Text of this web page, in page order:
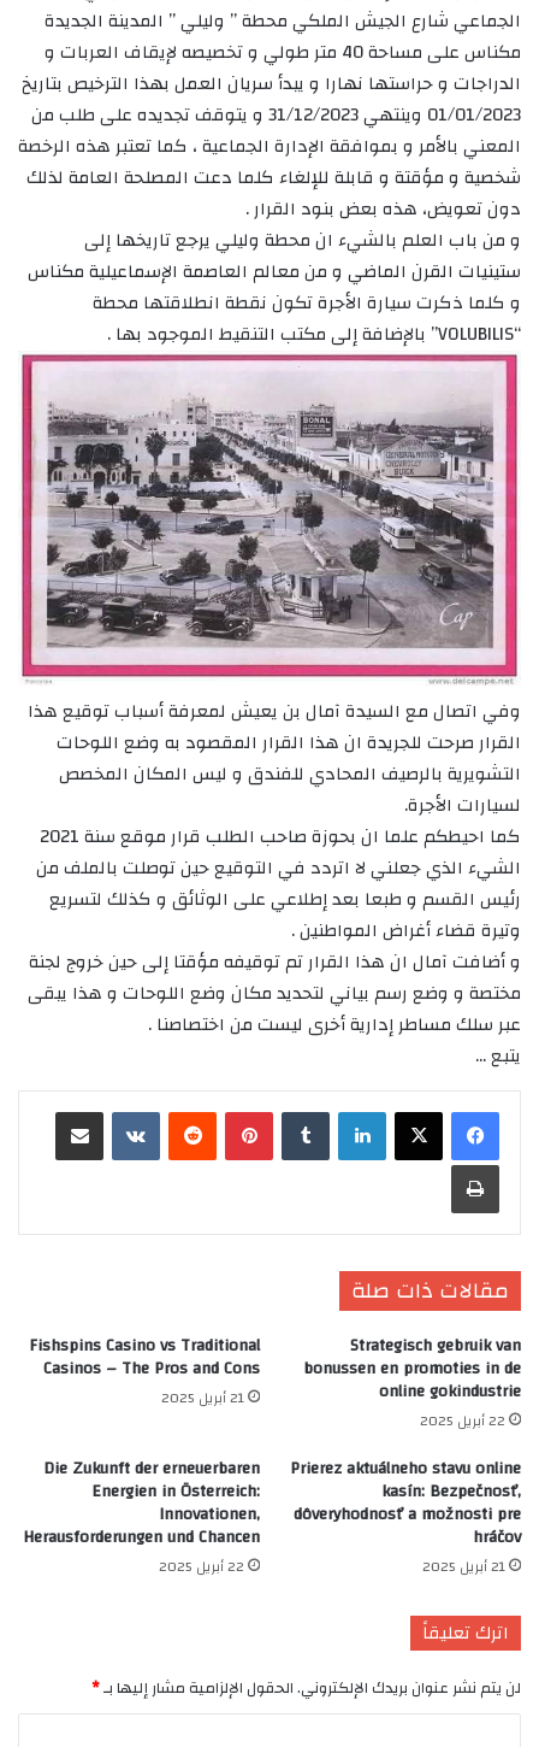
الجماعي شارع الجيش الملكي محطة ” وليلي ” المدينة الجديدة
مكناس على مساحة 40 متر طولي و تخصيصه لإيقاف العربات و
الدراجات و حراستها نهارا و يبدأ سريان العمل بهذا الترخيص بتاريخ
01/01/2023 وينتهي 31/12/2023 و يتوقف تجديده على طلب من
المعني بالأمر و بموافقة الإدارة الجماعية ، كما تعتبر هذه الرخصة
شخصية و مؤقتة و قابلة للإلغاء كلما دعت المصلحة العامة لذلك
دون تعويض، هذه بعض بنود القرار .
و من باب العلم بالشيء ان محطة وليلي يرجع تاريخها إلى
ستينيات القرن الماضي و من معالم العاصمة الإسماعيلية مكناس
و كلما ذكرت سيارة الأجرة تكون نقطة انطلاقتها محطة
“VOLUBILIS” بالإضافة إلى مكتب التنقيط الموجود بها .
وفي اتصال مع السيدة آمال بن يعيش لمعرفة أسباب توقيع هذا
القرار صرحت للجريدة ان هذا القرار المقصود به وضع اللوحات
التشويرية بالرصيف المحادي للفندق و ليس المكان المخصص
لسيارات الأجرة.
كما احيطكم علما ان بحوزة صاحب الطلب قرار موقع سنة 2021
الشيء الذي جعلني لا اتردد في التوقيع حين توصلت بالملف من
رئيس القسم و طبعا بعد إطلاعي على الوثائق و كذلك لتسريع
وتيرة قضاء أغراض المواطنين .
و أضافت آمال ان هذا القرار تم توقيفه مؤقتا إلى حين خروج لجنة
مختصة و وضع رسم بياني لتحديد مكان وضع اللوحات و هذا يبقى
عبر سلك مساطر إدارية أخرى ليست من اختصاصنا .
يتبع …
لينكدإن بينتيريست
طباعة
مقالات ذات صلة
Strategisch gebruik van
bonussen en promoties in de
online gokindustrie
22 أبريل 2025
Fishspins Casino vs Traditional
Casinos – The Pros and Cons
21 أبريل 2025
Prierez aktuálneho stavu online
kasín: Bezpečnosť,
dôveryhodnosť a možnosti pre
hráčov
21 أبريل 2025
Die Zukunft der erneuerbaren
Energien in Österreich:
Innovationen,
Herausforderungen und Chancen
22 أبريل 2025
اترك تعليقاً
لن يتم نشر عنوان بريدك الإلكتروني.الحقول الإلزامية مشار إليها بـ*